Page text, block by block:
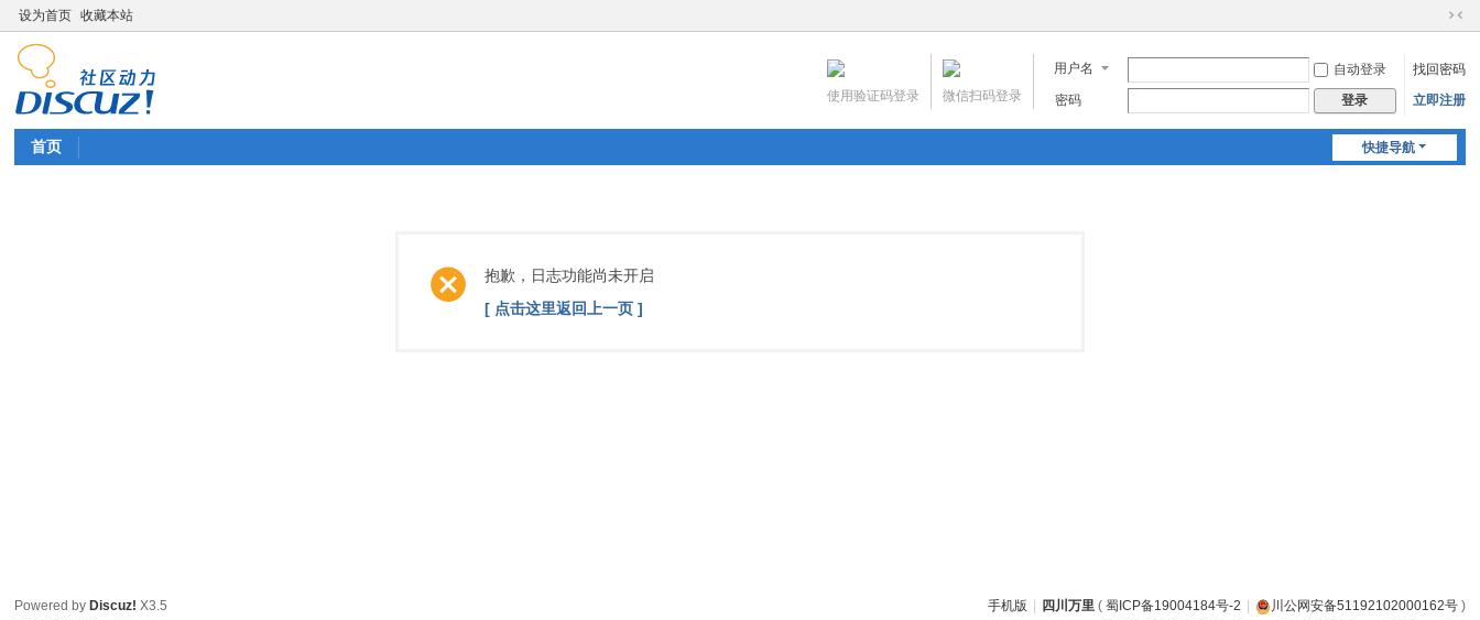
设为首页 收藏本站
切
到
窄
用户名 自动登录
找回密码
密码
登录 立即注册
微信扫码登录
使用验证码登录
快捷导航
首页
抱歉，日志功能尚未开启
[ 点击这里返回上一页 ]
手机版 四川万里( 蜀ICP备19004184号-2 川公网安备51192102000162号)
Powered by Discuz! X3.5